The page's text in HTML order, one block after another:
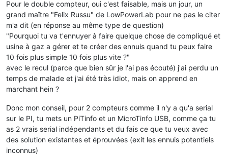
Pour le double compteur, oui c'est faisable, mais un jour, un
grand maître "Felix Russu" de LowPowerLab pour ne pas le citer
m'a dit (en réponse au même type de question)
"Pourquoi tu va t'ennuyer à faire quelque chose de compliqué et
usine à gaz a gérer et te créer des ennuis quand tu peux faire
10 fois plus simple 10 fois plus vite ?"
avec le recul (parce que bien sûr je l'ai pas écouté) j'ai perdu un
temps de malade et j'ai été très idiot, mais on apprend en
marchant hein ?
Donc mon conseil, pour 2 compteurs comme il n'y a qu'a serial
sur le PI, tu mets un PiTinfo et un MicroTinfo USB, comme ça tu
as 2 vrais serial indépendants et du fais ce que tu veux avec
des solution existantes et éprouvées (exit les ennuis potentiels
inconnus)